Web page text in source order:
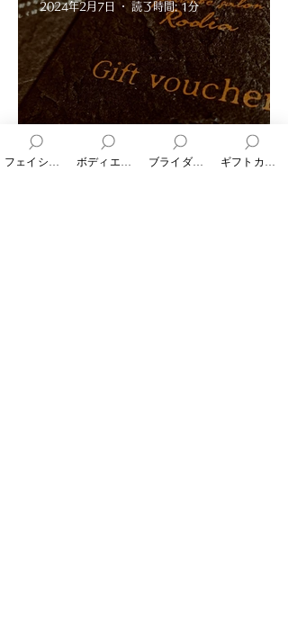
ギフトカード についてよく
2024年2月7日 読了時間: 1分
ブライダルエステ